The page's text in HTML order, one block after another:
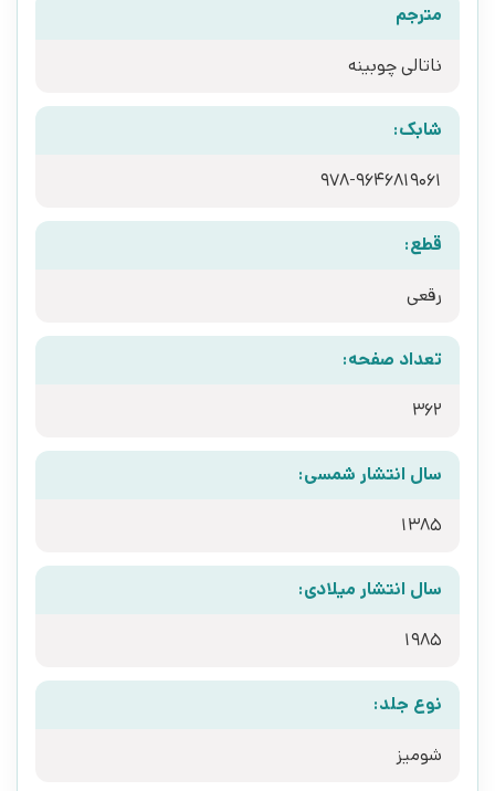
مترجم
ناتالی چوبینه
شابک:
978-9646819061
قطع:
رقعی
تعداد صفحه:
362
سال انتشار شمسی:
1385
سال انتشار میلادی:
1985
نوع جلد:
شومیز